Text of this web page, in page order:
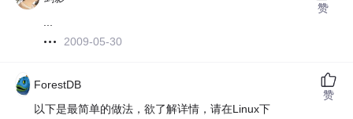
...
2009-05-30
赞
ForestDB
以下是最简单的做法，欲了解详情，请在Linux下
赞